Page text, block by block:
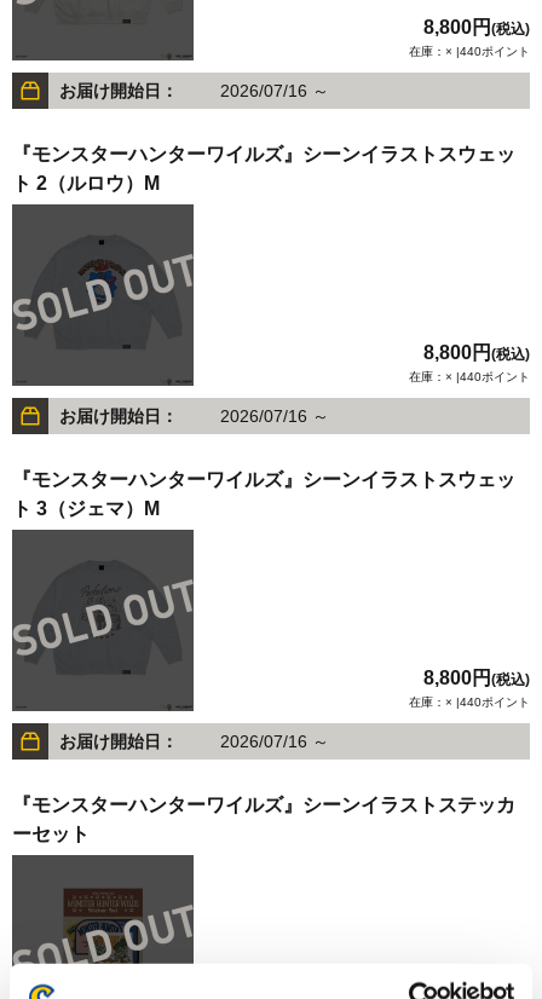
8,800円 (税込)
在庫：× |440ポイント
お届け開始日： 2026/07/16 ～
『モンスターハンターワイルズ』シーンイラストスウェッ
ト 2（ルロウ）M
8,800円 (税込)
在庫：× |440ポイント
お届け開始日： 2026/07/16 ～
『モンスターハンターワイルズ』シーンイラストスウェッ
ト 3（ジェマ）M
8,800円 (税込)
在庫：× |440ポイント
お届け開始日： 2026/07/16 ～
『モンスターハンターワイルズ』シーンイラストステッカ
ーセット